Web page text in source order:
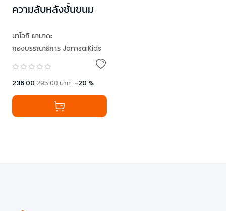
ความลับหลังชั้นขนม
นาโอกิ ยามาดะ
กองบรรณาธิการ JamsaiKids
236.00 295.00บาท -20 %